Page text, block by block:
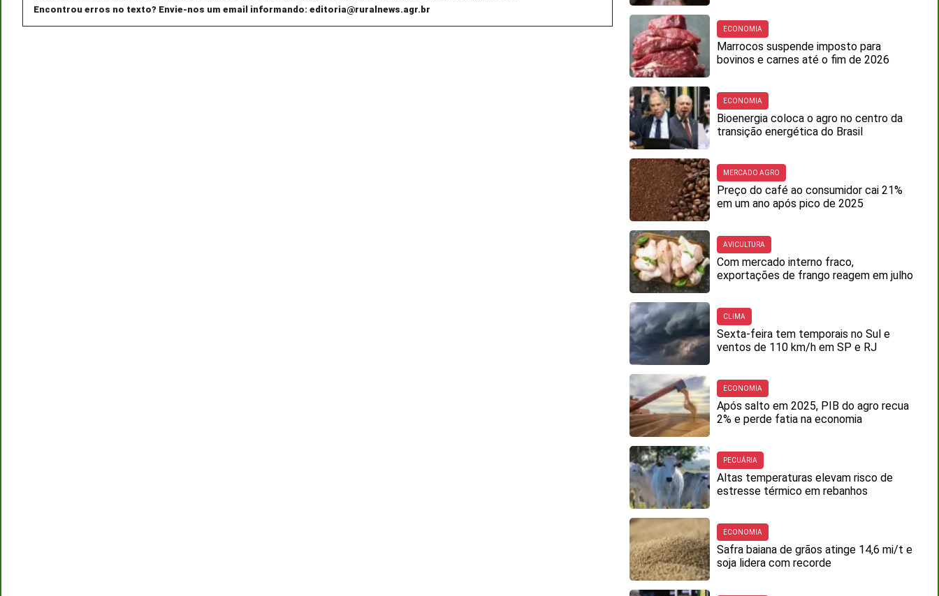
Encontrou erros no texto? Envie-nos um email informando: editoria@ruralnews.agr.br
ECONOMIA
Marrocos suspende imposto para
bovinos e carnes até o fim de 2026
ECONOMIA
Bioenergia coloca o agro no centro da
transição energética do Brasil
MERCADO AGRO
Preço do café ao consumidor cai 21%
em um ano após pico de 2025
AVICULTURA
Com mercado interno fraco,
exportações de frango reagem em julho
CLIMA
Sexta-feira tem temporais no Sul e
ventos de 110 km/h em SP e RJ
ECONOMIA
Após salto em 2025, PIB do agro recua
2% e perde fatia na economia
PECUÁRIA
Altas temperaturas elevam risco de
estresse térmico em rebanhos
ECONOMIA
Safra baiana de grãos atinge 14,6 mi/t e
soja lidera com recorde